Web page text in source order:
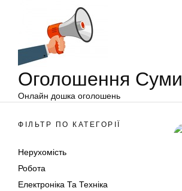
Оголошення Суми
Онлайн дошка оголошень
ФІЛЬТР ПО КАТЕГОРІЇ
Нерухомість
Робота
Електроніка Та Техніка